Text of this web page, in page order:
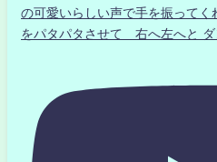
の可愛いらしい声で手を振って
をパタパタさせて 右へ左へと ダ